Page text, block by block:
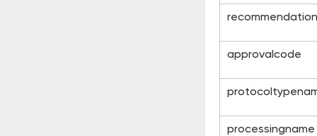
recommendation
approvalcode
processingname